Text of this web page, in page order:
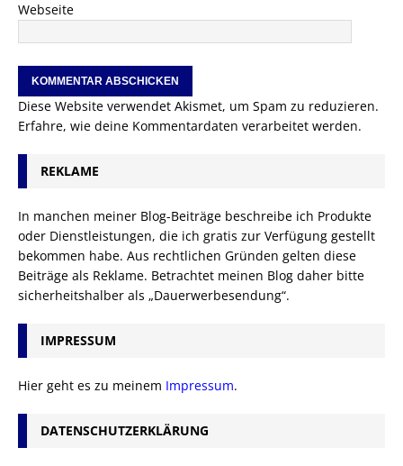
Webseite
Diese Website verwendet Akismet, um Spam zu reduzieren.
Erfahre, wie deine Kommentardaten verarbeitet werden.
REKLAME
In manchen meiner Blog-Beiträge beschreibe ich Produkte
oder Dienstleistungen, die ich gratis zur Verfügung gestellt
bekommen habe. Aus rechtlichen Gründen gelten diese
Beiträge als Reklame. Betrachtet meinen Blog daher bitte
sicherheitshalber als „Dauerwerbesendung“.
IMPRESSUM
Hier geht es zu meinem Impressum.
DATENSCHUTZERKLÄRUNG